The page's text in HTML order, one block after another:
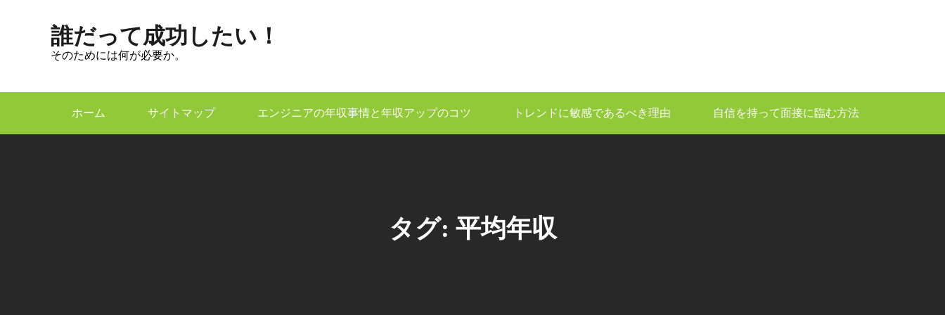
誰だって成功したい！
そのためには何が必要か。
ホーム サイトマップ エンジニアの年収事情と年収アップのコツ トレンドに敏感であるべき理由 自信を持って面接に臨む方法
タグ: 平均年収